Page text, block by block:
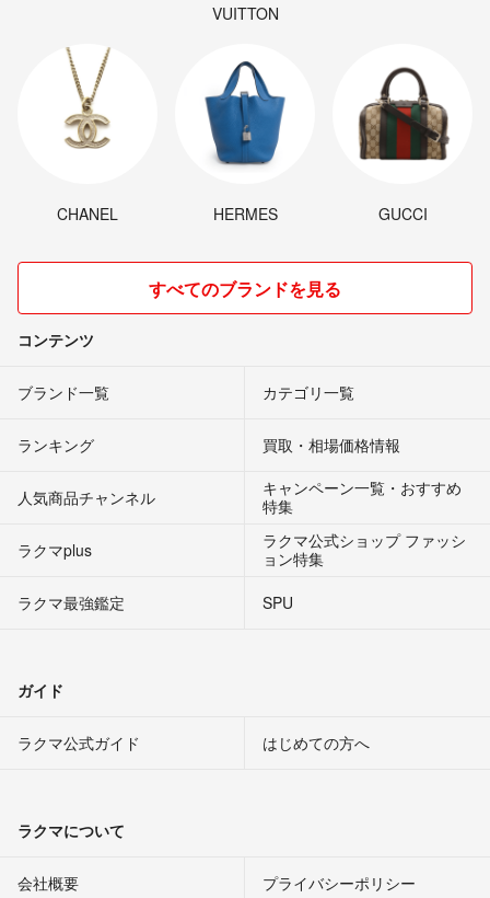
VUITTON
CHANEL HERMES GUCCI
すべてのブランドを見る
コンテンツ
ブランド一覧 カテゴリ一覧
ランキング 買取・相場価格情報
人気商品チャンネル
キャンペーン一覧・おすすめ
特集
ラクマplus
ラクマ公式ショップ ファッシ
ョン特集
ラクマ最強鑑定
SPU
ガイド
ラクマ公式ガイド はじめての方へ
ラクマについて
会社概要 プライバシーポリシー